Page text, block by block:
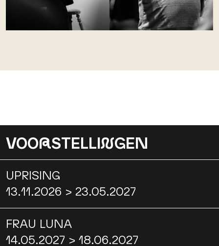
VOORSTELLINGEN
UPRISING
13.11.2026 > 23.05.2027
FRAU LUNA
14.05.2027 > 18.06.2027